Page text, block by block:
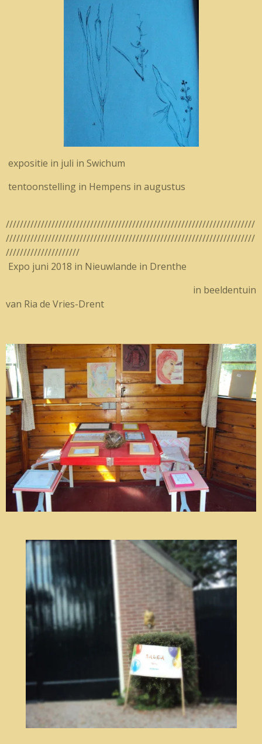
expositie in juli in Swichum
tentoonstelling in Hempens in augustus
///////////////////////////////////////////////////////////////////////
///////////////////////////////////////////////////////////////////////
/////////////////////
Expo juni 2018 in Nieuwlande in Drenthe
in beeldentuin
van Ria de Vries-Drent